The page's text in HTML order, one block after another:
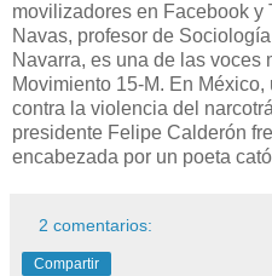
movilizadores en Facebook y
Navas, profesor de
Navarra, es una de las voces
Movimiento 15-M. En
contra la violencia del
presidente Felipe Calderón
encabezada por un poeta
2 comentarios:
Compartir